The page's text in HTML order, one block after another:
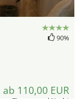
90%
ab 110,00 EUR